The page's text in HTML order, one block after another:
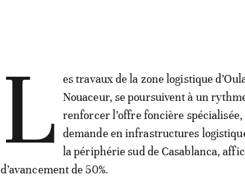
L
es travaux de la zone logistique
Nouaceur, se poursuivent à un
renforcer l’offre foncière
demande en infrastructures
la périphérie sud de Casablanca,
d’avancement de 50%.